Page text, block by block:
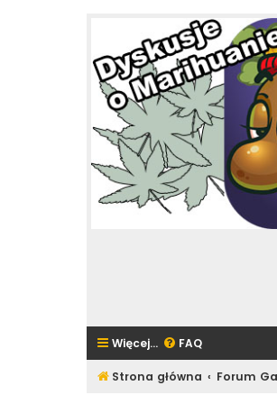
Więcej… FAQ
Strona główna Forum